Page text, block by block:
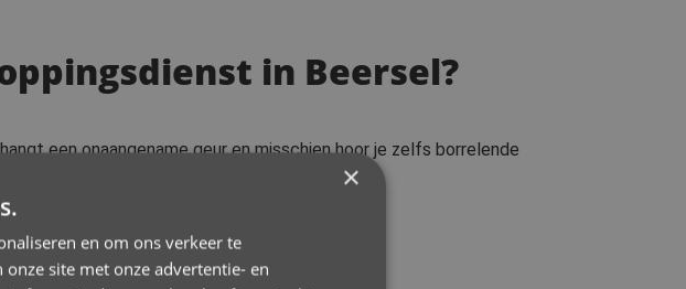
in Beersel?
een onaangename geur en misschien hoor je zelfs borrelende
×
en om ons verkeer te
site met onze advertentie- en